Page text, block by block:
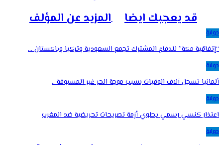
قد يعجبك ايضا المزيد عن المؤلف
دولية
“إتفاقية مكة” للدفاع المشترك تجمع السعودية وتركيا وباكستان …
دولية
ألمانيا تسجل آلاف الوفيات بسبب موجة الحر غير المسبوقة ..
دولية
اعتذار كنسي رسمي يطوي أزمة تصريحات تحريضية ضد المغرب
دولية